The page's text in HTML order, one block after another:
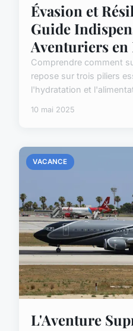
Évasion et
Guide
Aventuriers
Comprendre comment
repose sur trois piliers
l'hydratation et
10 mai 2025
VACANCE
L'Aventure